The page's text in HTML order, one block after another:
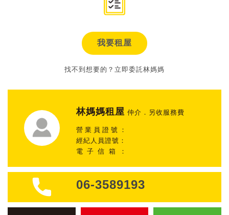
我要租屋
找不到想要的？立即委託林媽媽
林媽媽租屋 仲介．另收服務費
營業員證號：
經紀人員證號：
電子信箱：
06-3589193